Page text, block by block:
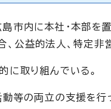
市内に本社・本部を
公益的法人、特定非
に取り組んでいる。
動等の両立の支援を行